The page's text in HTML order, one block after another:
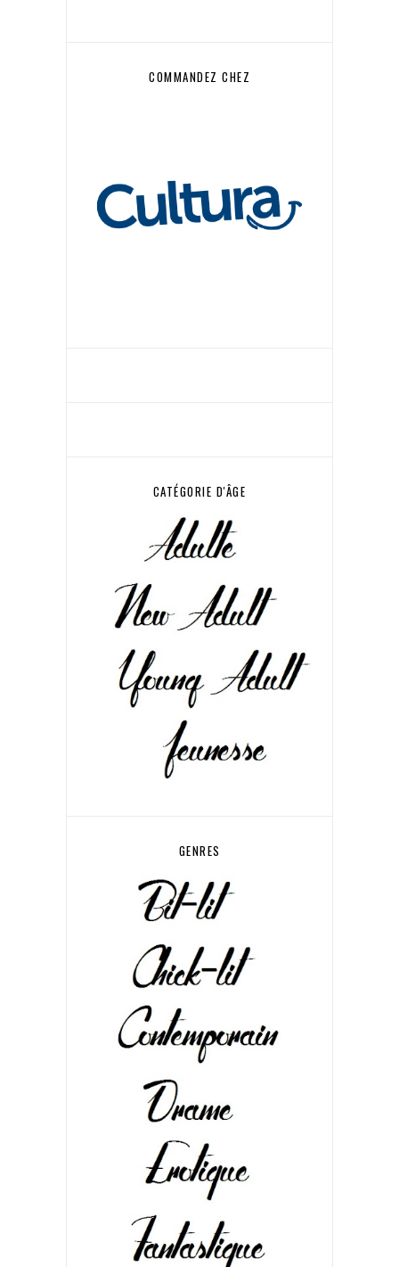
COMMANDEZ CHEZ
CATÉGORIE D'ÂGE
GENRES